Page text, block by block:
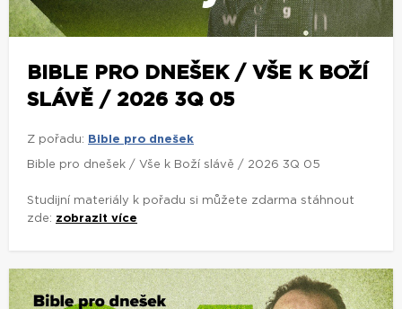
BIBLE PRO DNEŠEK / VŠE K BOŽÍ
SLÁVĚ / 2026 3Q 05
Z pořadu: Bible pro dnešek
Bible pro dnešek / Vše k Boží slávě / 2026 3Q 05
Studijní materiály k pořadu si můžete zdarma stáhnout
zde: zobrazit více